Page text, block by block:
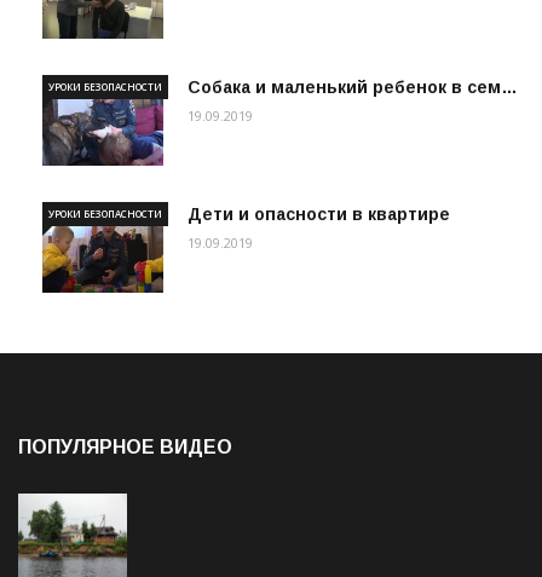
Собака и маленький ребенок в сем…
УРОКИ БЕЗОПАСНОСТИ
19.09.2019
Дети и опасности в квартире
УРОКИ БЕЗОПАСНОСТИ
19.09.2019
ПОПУЛЯРНОЕ ВИДЕО